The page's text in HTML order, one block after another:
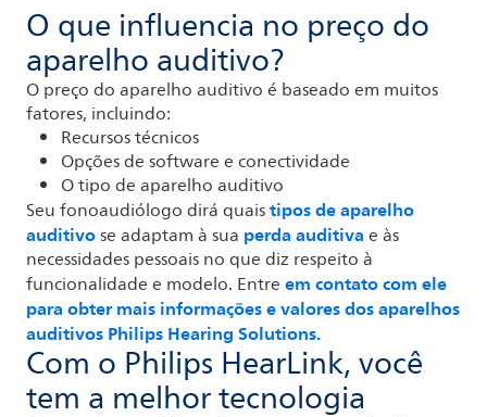
O que influencia no preço do
aparelho auditivo?
O preço do aparelho auditivo é baseado em muitos
fatores, incluindo:
Recursos técnicos
Opções de software e conectividade
O tipo de aparelho auditivo
Seu fonoaudiólogo dirá quaistipos de aparelho
auditivose adaptam à sua perda auditivae às
necessidades pessoais no que diz respeito à
funcionalidade e modelo. Entreem contato com ele
para obter mais informações e valores dos aparelhos
auditivos Philips Hearing Solutions.
Com o Philips HearLink, você
tem a melhor tecnologia